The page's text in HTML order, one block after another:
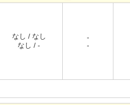
なし / なし
なし / -
-
-